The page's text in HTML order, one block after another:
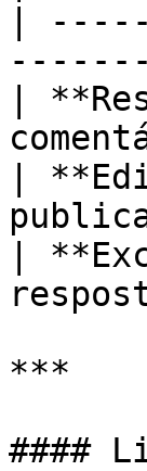
|
|
|
|
***
####